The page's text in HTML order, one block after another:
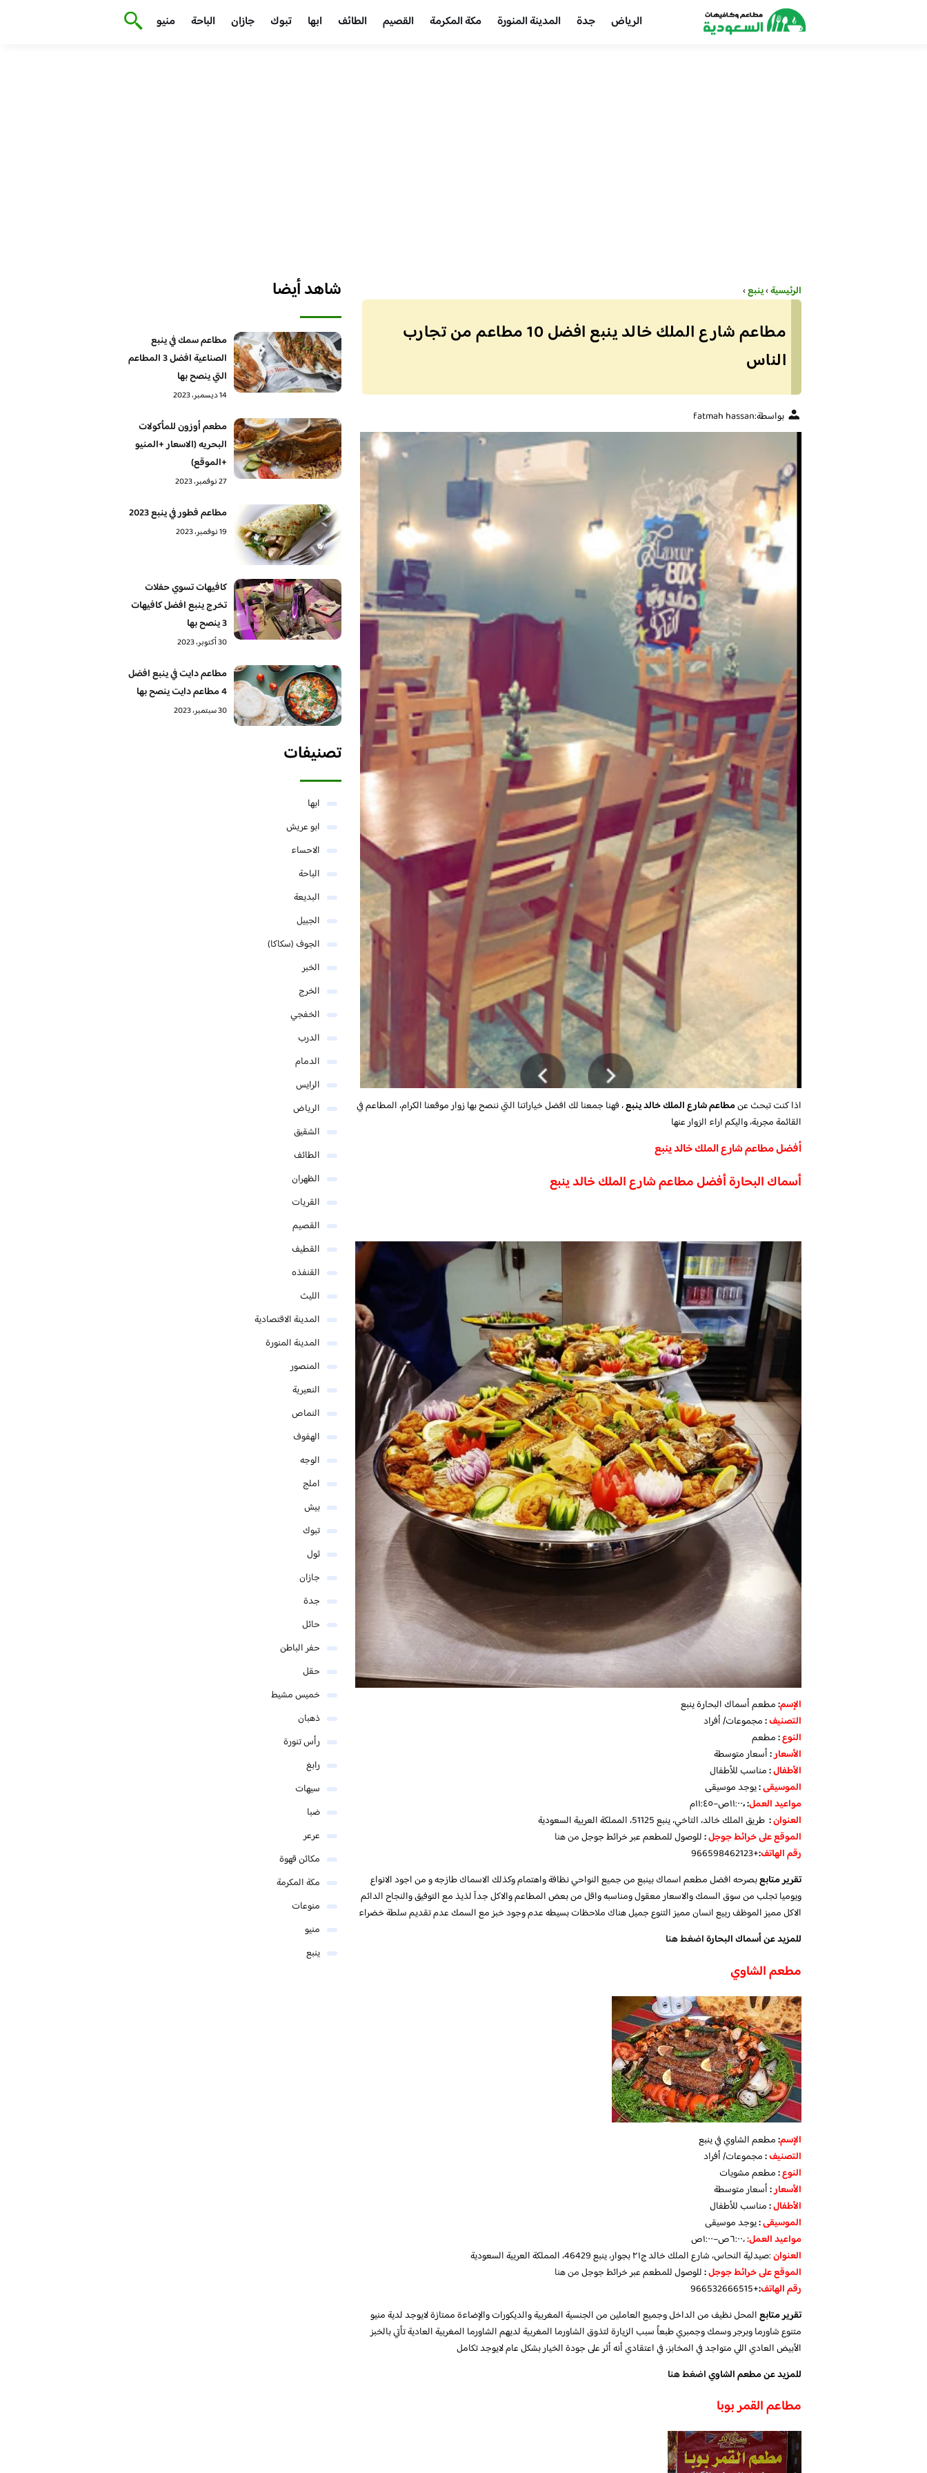
الرياض جدة المدينة المنورة مكة المكرمة القصيم الطائف ابها تبوك جازان الباحة منيو
الرئيسية›ينبع›
مطاعم شارع الملك خالد ينبع افضل 10 مطاعم من تجارب
الناس
بواسطة:fatmah hassan
اذا كنت تبحث عنمطاعم شارع الملك خالد ينبع، فهنا جمعنا لك افضل خياراتنا التي ننصح بها زوار موقعنا الكرام، المطاعم في
القائمة مجربة، واليكم اراء الزوار عنها
أفضل مطاعم شارع الملك خالد ينبع
أسماك البحارة أفضل مطاعم شارع الملك خالد ينبع
الإسم:مطعم أسماك البحارة ينبع
التصنيف:مجموعات/ أفراد
النوع:مطعم
الأسعار:أسعار متوسطة
الأطفال:مناسب للأطفال
الموسيقى:يوجد موسيقى
مواعيد العمل: ،١١:٠٠ص–١١:٤٥م
العنوان: طريق الملك خالد، التاخي، ينبع 51125، المملكة العربية السعودية
الموقع على خرائط جوجل:للوصول للمطعم عبر خرائط جوجلمن هنا
رقم الهاتف:
+966598462123
تقرير متابعبصرحه افضل مطعم اسماك بينبع من جميع النواحي نظافة واهتمام وكذلك الاسماك طازجه و من اجود الانواع
ويوميا تجلب من سوق السمك والاسعار معقول ومناسبه واقل من بعض المطاعم والاكل جدآ لذيذ مع التوفيق والنجاح الدائم
الاكل مميز الموظف ربيع انسان مميز التنوع جميل هناك ملاحظات بسيطه عدم وجود خبز مع السمك عدم تقديم سلطة خضراء
للمزيد عن أسماك البحارةاضغط هنا
مطعم الشاوي
الإسم:مطعم الشاوي في ينبع
التصنيف:مجموعات/ أفراد
النوع:مطعم مشويات
الأسعار:أسعار متوسطة
الأطفال:مناسب للأطفال
الموسيقى:يوجد موسيقى
مواعيد العمل:،٦:٠٠ص–١:٠٠ص
العنوان:صيدلية النحاس، شارع الملك خالد ج٢١ بجوار، ينبع 46429، المملكة العربية السعودية
الموقع على خرائط جوجل:للوصول للمطعم عبر خرائط جوجلمن هنا
رقم الهاتف:
+966532666515
تقرير متابعالمحل نظيف من الداخل وجميع العاملين من الجنسية المغربية والديكورات والإضاءة ممتازة لايوجد لدية منيو
متنوع شاورما وبرجر وسمك وجمبري طبعاً سبب الزيارة لتذوق الشاورما المغربية لديهم الشاورما المغربية العادية تأتي بالخبز
الأبيض العادي اللي متواجد في المخابز، في اعتقادي أنه أثر على جودة الخيار بشكل عام لايوجد تكامل
للمزيد عن مطعم الشاوياضغط هنا
مطاعم القمر بوبا
شاهد أيضا
مطاعم سمك في ينبع
الصناعية افضل 3 المطاعم
التي ينصح بها
14 ديسمبر، 2023
مطعم أوزون للمأكولات
البحريه (الاسعار +المنيو
+الموقع)
27 نوفمبر، 2023
مطاعم فطور في ينبع 2023
19 نوفمبر، 2023
كافيهات تسوي حفلات
تخرج ينبع افضل كافيهات
3 ينصح بها
30 أكتوبر، 2023
مطاعم دايت في ينبع افضل
4 مطاعم دايت ينصح بها
30 سبتمبر، 2023
تصنيفات
ابها
ابو عريش
الاحساء
الباحة
البديعة
الجبيل
الجوف (سكاكا)
الخبر
الخرج
الخفجي
الدرب
الدمام
الرايس
الرياض
الشقيق
الطائف
الظهران
القريات
القصيم
القطيف
القنفذه
الليث
المدينة الاقتصادية
المدينة المنورة
المنصور
النعيرية
النماص
الهفوف
الوجه
املج
بيش
تبوك
ثول
جازان
جدة
حائل
حفر الباطن
حقل
خميس مشيط
ذهبان
رأس تنورة
رابغ
سيهات
ضبا
عرعر
مكائن قهوة
مكة المكرمة
منوعات
منيو
ينبع